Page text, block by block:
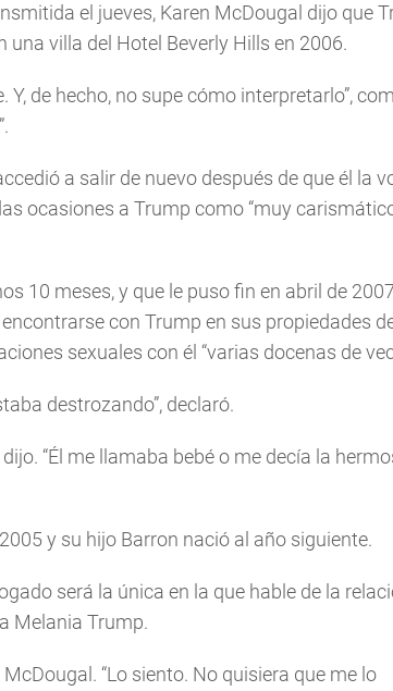
el jueves, Karen McDougal dijo que
villa del Hotel Beverly Hills en 2006.
de hecho, no supe cómo interpretarlo”,
a salir de nuevo después de que él la
ocasiones a Trump como “muy
10 meses, y que le puso fin en abril de 2007
con Trump en sus propiedades
sexuales con él “varias docenas de
destrozando”, declaró.
“Él me llamaba bebé o me decía la
y su hijo Barron nació al año siguiente.
será la única en la que hable de la
Melania Trump.
“Lo siento. No quisiera que me lo